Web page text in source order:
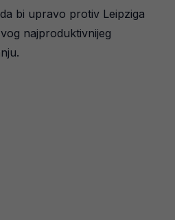
bi upravo protiv Leipziga
najproduktivnijeg